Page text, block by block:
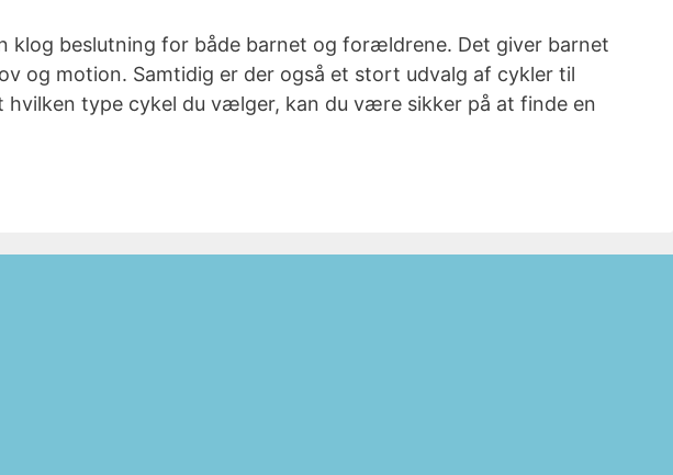
klog beslutning for både barnet og forældrene. Det giver barnet
og motion. Samtidig er der også et stort udvalg af cykler til
type cykel du vælger, kan du være sikker på at finde en